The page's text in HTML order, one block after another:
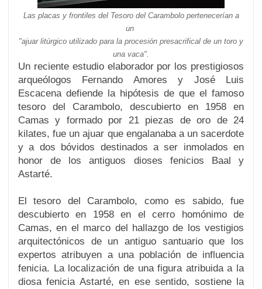
Las placas y frontiles del Tesoro del Carambolo pertenecerían a
un
"ajuar litúrgico utilizado para la procesión presacrifical de un toro y
una vaca".
Un reciente estudio elaborador por los prestigiosos
arqueólogos Fernando Amores y José Luis
Escacena defiende la hipótesis de que el famoso
tesoro del Carambolo, descubierto en 1958 en
Camas y formado por 21 piezas de oro de 24
kilates, fue un ajuar que engalanaba a un sacerdote
y a dos bóvidos destinados a ser inmolados en
honor de los antiguos dioses fenicios Baal y
Astarté.
El tesoro del Carambolo, como es sabido, fue
descubierto en 1958 en el cerro homónimo de
Camas, en el marco del hallazgo de los vestigios
arquitectónicos de un antiguo santuario que los
expertos atribuyen a una población de influencia
fenicia. La localización de una figura atribuida a la
diosa fenicia Astarté, en ese sentido, sostiene la